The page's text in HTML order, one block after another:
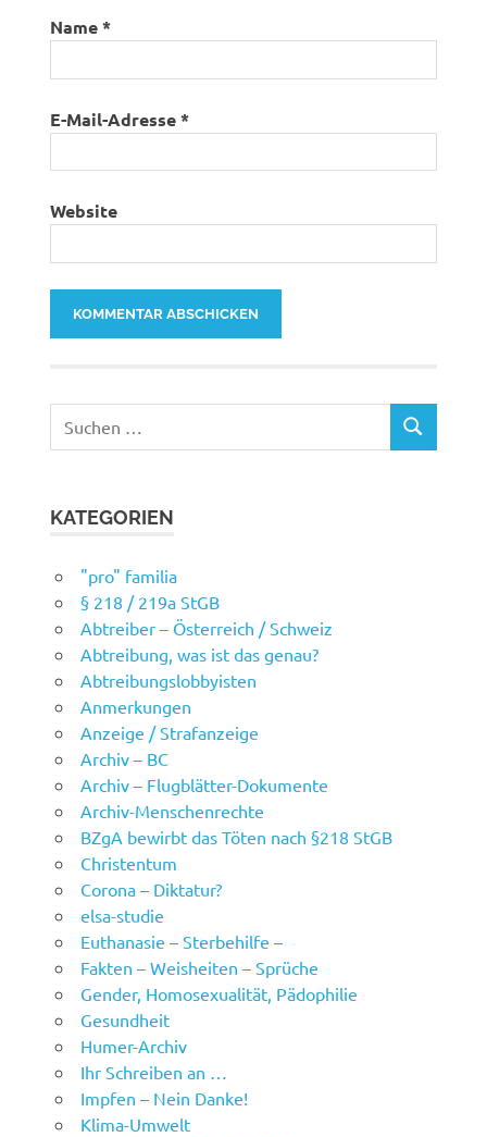
Name*
E-Mail-Adresse*
Website
nach:
SUCHEN
KATEGORIEN
"pro" familia
§ 218 / 219a StGB
Abtreiber – Österreich / Schweiz
Abtreibung, was ist das genau?
Abtreibungslobbyisten
Anmerkungen
Anzeige / Strafanzeige
Archiv – BC
Archiv – Flugblätter-Dokumente
Archiv-Menschenrechte
BZgA bewirbt das Töten nach §218 StGB
Christentum
Corona – Diktatur?
elsa-studie
Euthanasie – Sterbehilfe –
Fakten – Weisheiten – Sprüche
Gender, Homosexualität, Pädophilie
Gesundheit
Humer-Archiv
Ihr Schreiben an …
Impfen – Nein Danke!
Klima-Umwelt